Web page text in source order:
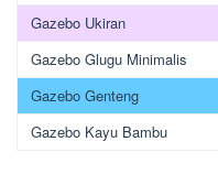
Gazebo Ukiran
Gazebo Glugu Minimalis
Gazebo Genteng
Gazebo Kayu Bambu